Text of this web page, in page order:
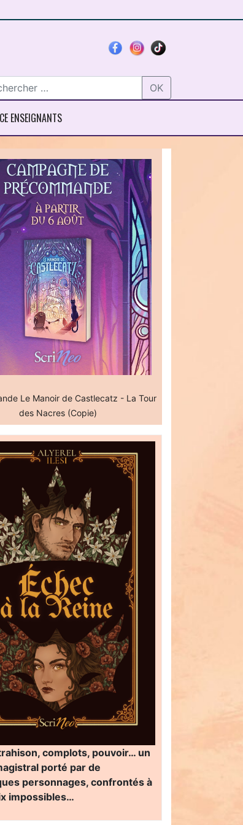
OK
ENSEIGNANTS
Le Manoir de Castlecatz - La Tour
des Nacres (Copie)
complots, pouvoir… un
porté par de
personnages, confrontés à
impossibles…